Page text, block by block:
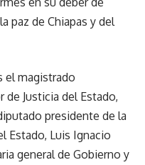
paz de Chiapas y del
el magistrado
Justicia del Estado,
presidente de la
Estado, Luis Ignacio
general de Gobierno y